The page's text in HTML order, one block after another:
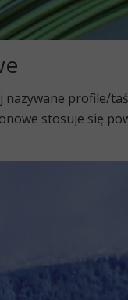
nazywane profile/
stosuje się